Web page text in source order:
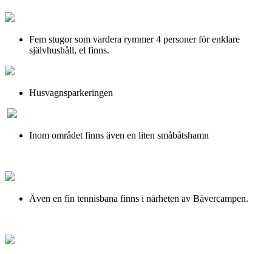
Fem stugor som vardera rymmer 4 personer för enklare
självhushåll, el finns.
Husvagnsparkeringen
Inom området finns även en liten småbåtshamn
Även en fin tennisbana finns i närheten av Bävercampen.